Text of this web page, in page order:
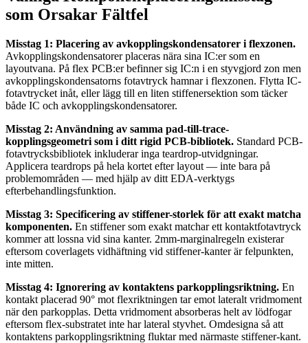
som Orsakar Fältfel
Misstag 1: Placering av avkopplingskondensatorer i flexzonen.
Avkopplingskondensatorer placeras nära sina IC:er som en
layoutvana. På flex PCB:er befinner sig IC:n i en styvgjord zon men
avkopplingskondensatorns fotavtryck hamnar i flexzonen. Flytta IC-
fotavtrycket inåt, eller lägg till en liten stiffenersektion som täcker
både IC och avkopplingskondensatorer.
Misstag 2: Användning av samma pad-till-trace-
kopplingsgeometri som i ditt rigid PCB-bibliotek. Standard PCB-
fotavtrycksbibliotek inkluderar inga teardrop-utvidgningar.
Applicera teardrops på hela kortet efter layout — inte bara på
problemområden — med hjälp av ditt EDA-verktygs
efterbehandlingsfunktion.
Misstag 3: Specificering av stiffener-storlek för att exakt matcha
komponenten. En stiffener som exakt matchar ett kontaktfotavtryck
kommer att lossna vid sina kanter. 2mm-marginalregeln existerar
eftersom coverlagets vidhäftning vid stiffener-kanter är felpunkten,
inte mitten.
Misstag 4: Ignorering av kontaktens parkopplingsriktning. En
kontakt placerad 90° mot flexriktningen tar emot lateralt vridmoment
när den parkopplas. Detta vridmoment absorberas helt av lödfogar
eftersom flex-substratet inte har lateral styvhet. Omdesigna så att
kontaktens parkopplingsriktning fluktar med närmaste stiffener-kant.